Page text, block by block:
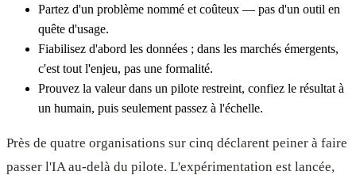
Partez d'un problème nommé et coûteux — pas d'un outil en
quête d'usage.
Fiabilisez d'abord les données ; dans les marchés émergents,
c'est tout l'enjeu, pas une formalité.
Prouvez la valeur dans un pilote restreint, confiez le résultat à
un humain, puis seulement passez à l'échelle.
Près de quatre organisations sur cinq déclarent peiner à faire
passer l'IA au-delà du pilote. L'expérimentation est lancée,